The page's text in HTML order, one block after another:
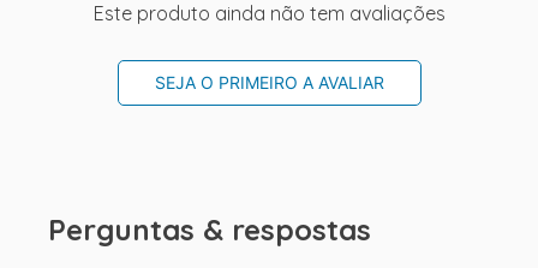
Este produto ainda não tem avaliações
SEJA O PRIMEIRO A AVALIAR
Perguntas & respostas